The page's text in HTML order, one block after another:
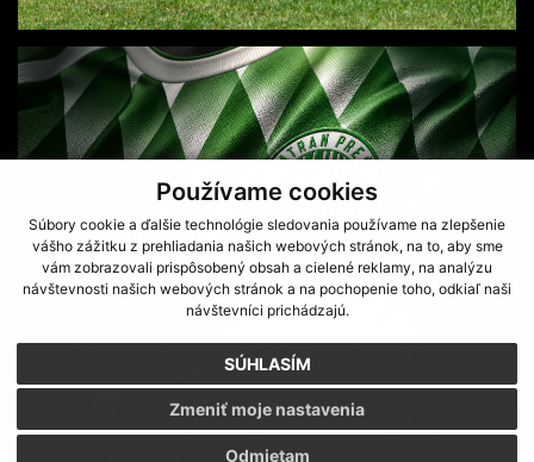
Používame cookies
Súbory cookie a ďalšie technológie sledovania používame na zlepšenie
vášho zážitku z prehliadania našich webových stránok, na to, aby sme
vám zobrazovali prispôsobený obsah a cielené reklamy, na analýzu
návštevnosti našich webových stránok a na pochopenie toho, odkiaľ naši
návštevníci prichádzajú.
SÚHLASÍM
Odmietam
Zmeniť moje nastavenia
POĎAKOVANIE FANÚŠIKOM